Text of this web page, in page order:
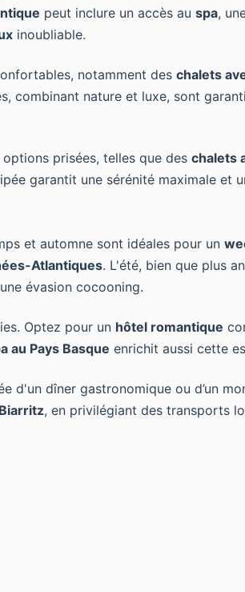
peut inclure un accès au spa,
inoubliable.
notamment des chalets
combinant nature et luxe, sont
prisées, telles que des chalets
garantit une sérénité maximale et
et automne sont idéales pour un
Atlantiques. L'été, bien que plus
évasion cocooning.
Optez pour un hôtel romantique
au Pays Basque enrichit aussi cette
d'un dîner gastronomique ou d’un
Biarritz, en privilégiant des transports